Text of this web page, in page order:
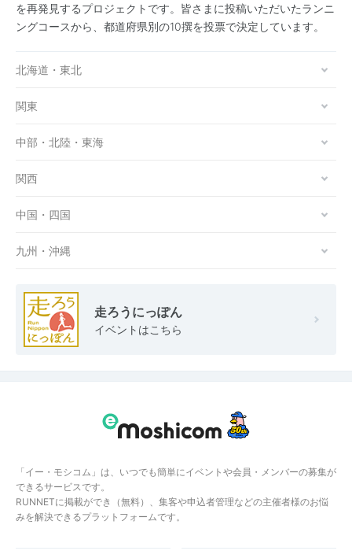
を再発見するプロジェクトです。皆さまに投稿いただいたランニ
ングコースから、都道府県別の10撰を投票で決定しています。
北海道・東北
関東
中部・北陸・東海
関西
中国・四国
九州・沖縄
走ろうにっぽん
イベントはこちら
「イー・モシコム」は、いつでも簡単にイベントや会員・メンバーの募集が
できるサービスです。
RUNNETに掲載ができ（無料）、集客や申込者管理などの主催者様のお悩
みを解決できるプラットフォームです。